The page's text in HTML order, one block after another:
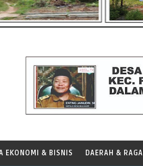
EKONOMI & BISNIS DAERAH &